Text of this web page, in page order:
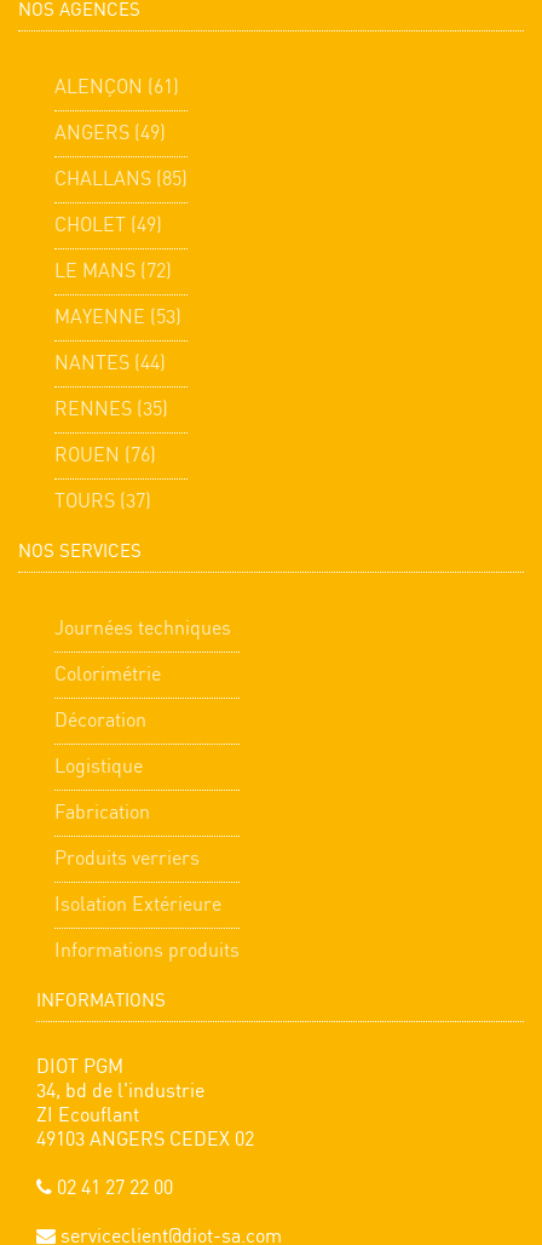
NOS AGENCES
ALENÇON (61)
ANGERS (49)
CHALLANS (85)
CHOLET (49)
LE MANS (72)
MAYENNE (53)
NANTES (44)
RENNES (35)
ROUEN (76)
TOURS (37)
NOS SERVICES
Journées techniques
Colorimétrie
Décoration
Logistique
Fabrication
Produits verriers
Isolation Extérieure
Informations produits
INFORMATIONS
DIOT PGM
34, bd de l'industrie
ZI Ecouflant
49103 ANGERS CEDEX 02
02 41 27 22 00
serviceclient@diot-sa.com